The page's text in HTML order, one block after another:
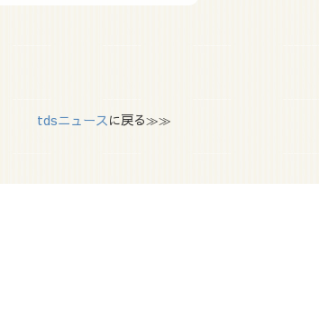
tdsニュースに戻る≫≫